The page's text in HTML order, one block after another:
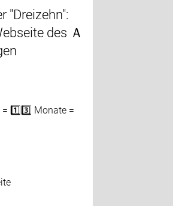
"Dreizehn":
des Ａ
1️⃣3️⃣ Monate =